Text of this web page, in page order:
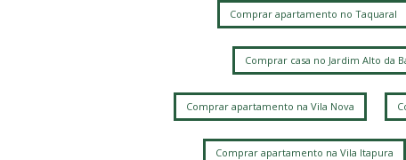
Comprar apartamento no Taquaral
Comprar casa no Jardim Alto da
Comprar apartamento na Vila Nova
Comprar apartamento na Vila Itapura